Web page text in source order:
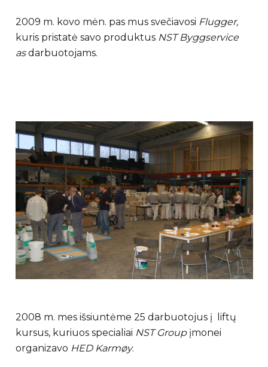
2009 m. kovo mėn. pas mus svečiavosi Flugger,
kuris pristatė savo produktus NST Byggservice
asdarbuotojams.
2008 m. mes išsiuntėme 25 darbuotojus į liftų
kursus, kuriuos specialiai NST Groupįmonei
organizavo HED Karmøy.